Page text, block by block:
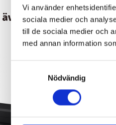
Vi använder
sociala medier och
till de sociala medier och
med annan information
Nödvändig